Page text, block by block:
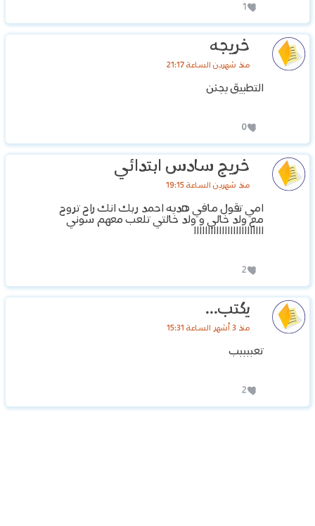
1
خريجه
منذ شهرين الساعة 21:17
التطبيق يجنن
0
خريج سادس ابتدائي
منذ شهرين الساعة 19:15
امي تقول مافي هديه احمد ربك انك راح تروح
مع ولد خالي و ولد خالتي تلعب معهم سوني
ااااااااااااااااااااااااا
2
يكتب...
منذ 3 أشهر الساعة 15:31
تعببببب
2